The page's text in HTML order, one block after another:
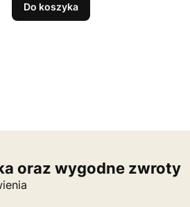
Do koszyka
oraz wygodne zwroty